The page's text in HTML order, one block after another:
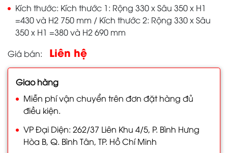
Kích thước Kích thước 1: Rộng 330 x Sâu 350 x H1
=430 và H2 750 mm / Kích thước 2: Rộng 330 x Sâu
350 x H1 =380 và H2 690 mm
Giá bán
Liên hệ
Giao hàng
Miễn phí vận chuyển trên đơn đặt hàng đủ
điều kiện.
VP Đại Diện: 262/37 Liên Khu 4/5, P. Bình Hưng
Hòa B, Q. Bình Tân, TP. Hồ Chí Minh